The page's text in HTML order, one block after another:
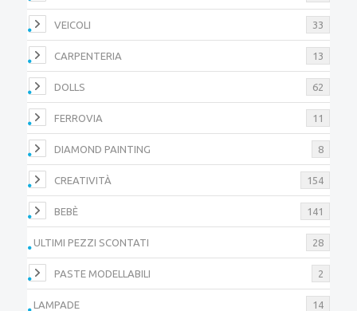
VEICOLI 33
CARPENTERIA 13
DOLLS 62
FERROVIA 11
DIAMOND PAINTING 8
CREATIVITÀ 154
BEBÈ 141
ULTIMI PEZZI SCONTATI 28
PASTE MODELLABILI 2
LAMPADE 14